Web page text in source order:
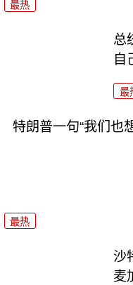
最热
总
自
最
特朗普一句“我们也
最热
沙
麦